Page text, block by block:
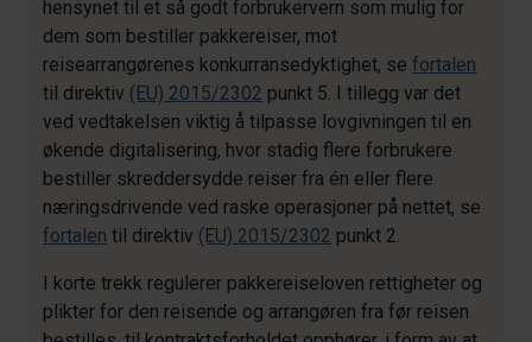
hensynet til et så godt forbrukervern som mulig for
dem som bestiller pakkereiser, mot
reisearrangørenes konkurransedyktighet, se fortalen
til direktiv (EU) 2015/2302 punkt 5. I tillegg var det
ved vedtakelsen viktig å tilpasse lovgivningen til en
økende digitalisering, hvor stadig flere forbrukere
bestiller skreddersydde reiser fra én eller flere
næringsdrivende ved raske operasjoner på nettet, se
fortalen til direktiv (EU) 2015/2302 punkt 2.
I korte trekk regulerer pakkereiseloven rettigheter og
plikter for den reisende og arrangøren fra før reisen